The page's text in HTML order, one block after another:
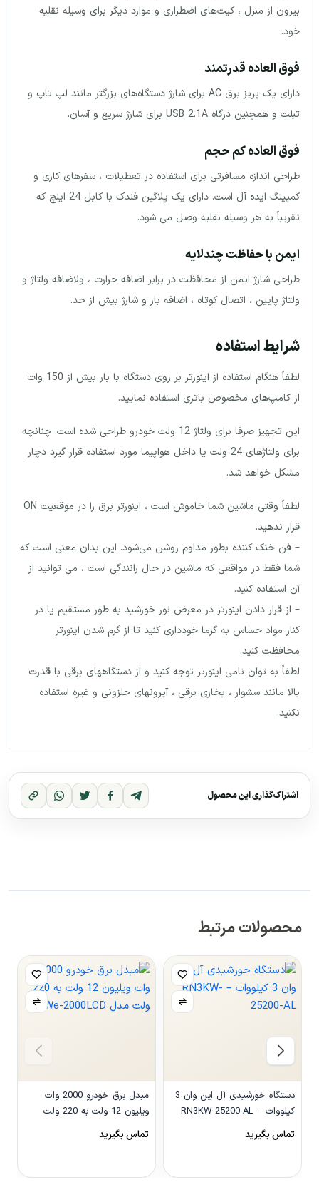
بیرون از منزل ، کیت‌های اضطراری و موارد دیگر برای وسیله نقلیه
خود.
فوق العاده قدرتمند
دارای یک پریز برق AC برای شارژ دستگاه‌های بزرگتر مانند لپ تاپ و
تبلت و همچنین درگاه USB 2.1A برای شارژ سریع و آسان.
فوق العاده کم حجم
طراحی اندازه مسافرتی برای استفاده در تعطیلات ، سفرهای کاری و
کمپینگ ایده آل است. دارای یک پلاگین فندک با کابل 24 اینچ که
تقریباً به هر وسیله نقلیه وصل می شود.
ایمن با حفاظت چندلایه
طراحی شارژ ایمن از محافظت در برابر اضافه حرارت ، ولاضافه ولتاژ و
ولتاژ پایین ، اتصال کوتاه ، اضافه بار و شارژ بیش از حد.
شرایط استفاده
لطفاً هنگام استفاده از اینورتر بر روی دستگاه با بار بیش از 150 وات
از کامپ‌های مخصوص باتری استفاده نمایید.
این تجهیز صرفا برای ولتاژ 12 ولت خودرو طراحی شده است. چنانچه
برای ولتاژهای 24 ولت یا داخل هواپیما مورد استفاده قرار گیرد دچار
مشکل خواهد شد.
لطفاً وقتی ماشین شما خاموش است ، اینورتر برق را در موقعیت ON
قرار ندهید.
– فن خنک کننده بطور مداوم روشن می‌شود. این بدان معنی است که
شما فقط در مواقعی که ماشین در حال رانندگی است ، می توانید از
آن استفاده کنید.
– از قرار دادن اینورتر در معرض نور خورشید به طور مستقیم یا در
کنار مواد حساس به گرما خودداری کنید تا از گرم شدن اینورتر
محافظت کنید.
لطفاً به توان نامی اینورتر توجه کنید و از دستگاههای برقی با قدرت
بالا مانند سشوار ، بخاری برقی ، آیرونهای حلزونی و غیره استفاده
نکنید.
اشتراک‌گذاری این محصول
محصولات مرتبط
دستگاه خورشیدی آل این وان 3
کیلووات – RN3KW-25200-AL
تماس بگیرید
مبدل برق خودرو 2000 وات
ویلیون 12 ولت به 220 ولت
مدل We-2000LCD
تماس بگیرید